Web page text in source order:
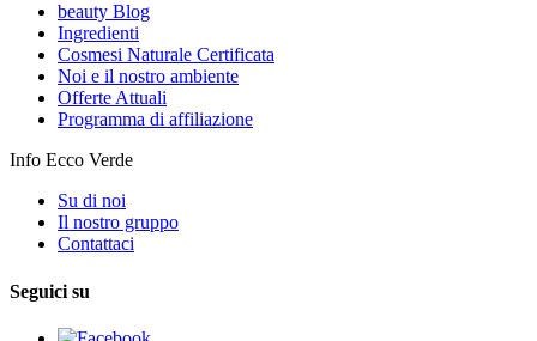
beauty Blog
Ingredienti
Cosmesi Naturale Certificata
Noi e il nostro ambiente
Offerte Attuali
Programma di affiliazione
Info Ecco Verde
Su di noi
Il nostro gruppo
Contattaci
Seguici su